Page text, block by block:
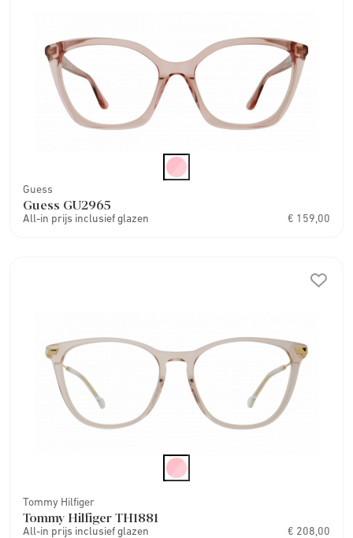
Guess
Guess GU2965
All-in prijs inclusief glazen € 159,00
Tommy Hilfiger
Tommy Hilfiger TH1881
All-in prijs inclusief glazen € 208,00